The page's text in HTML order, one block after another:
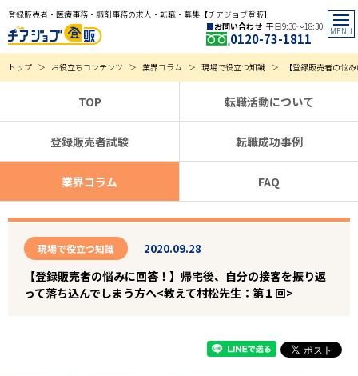
登録販売者・医療事務・調剤事務の求人・転職・募集【チアジョブ登販】
お問い合わせ 平日9:30〜18:30
0120-73-1811
トップ お役立ちコンテンツ 業界コラム 現場で役立つ知識 【登録販売者の悩
TOP 転職活動について
登録販売者試験 転職成功事例
業界コラム FAQ
現場で役立つ知識 2020.09.28
【登録販売者の悩みに回答！】帰宅後、自分の接客を振り返
って落ち込んでしまう方へ<教えて村松先生：第１回>